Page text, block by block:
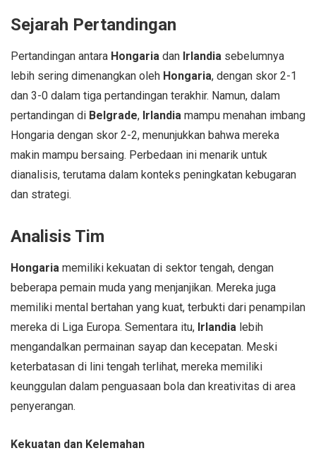
Sejarah Pertandingan
Pertandingan antara Hongaria dan Irlandia sebelumnya
lebih sering dimenangkan oleh Hongaria, dengan skor 2-1
dan 3-0 dalam tiga pertandingan terakhir. Namun, dalam
pertandingan di Belgrade, Irlandia mampu menahan imbang
Hongaria dengan skor 2-2, menunjukkan bahwa mereka
makin mampu bersaing. Perbedaan ini menarik untuk
dianalisis, terutama dalam konteks peningkatan kebugaran
dan strategi.
Analisis Tim
Hongaria memiliki kekuatan di sektor tengah, dengan
beberapa pemain muda yang menjanjikan. Mereka juga
memiliki mental bertahan yang kuat, terbukti dari penampilan
mereka di Liga Europa. Sementara itu, Irlandia lebih
mengandalkan permainan sayap dan kecepatan. Meski
keterbatasan di lini tengah terlihat, mereka memiliki
keunggulan dalam penguasaan bola dan kreativitas di area
penyerangan.
Kekuatan dan Kelemahan